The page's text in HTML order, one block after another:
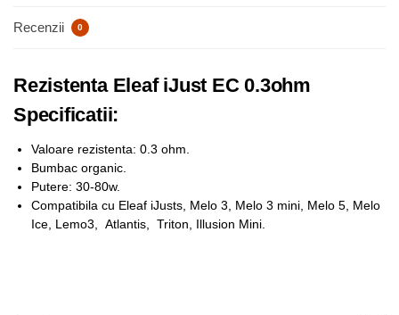
Recenzii 0
Rezistenta Eleaf iJust EC 0.3ohm
Specificatii:
Valoare rezistenta: 0.3 ohm.
Bumbac organic.
Putere: 30-80w.
Compatibila cu Eleaf iJusts, Melo 3, Melo 3 mini, Melo 5, Melo
Ice, Lemo3, Atlantis, Triton, Illusion Mini.